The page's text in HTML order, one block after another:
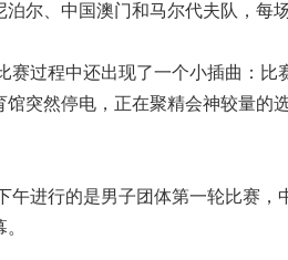
泊尔、中国澳门和马尔代夫队，每
程中还出现了一个小插曲：比
馆突然停电，正在聚精会神较量的
行的是男子团体第一轮比赛，